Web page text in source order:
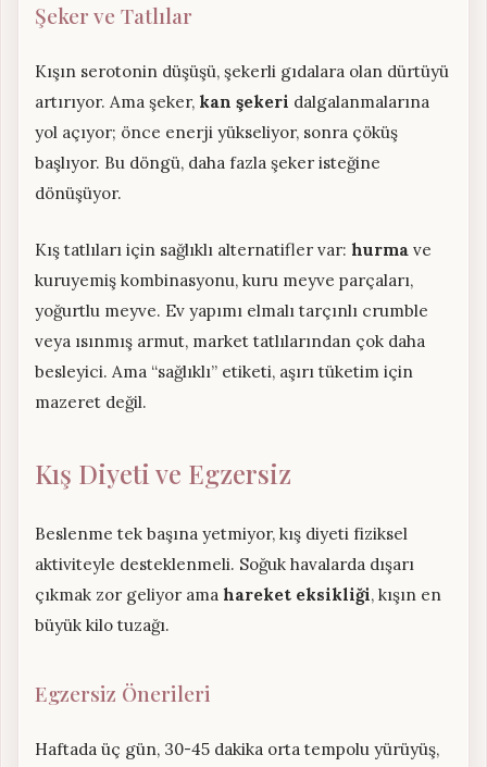
Şeker ve Tatlılar
Kışın serotonin düşüşü, şekerli gıdalara olan dürtüyü
artırıyor. Ama şeker, kan şekeri dalgalanmalarına
yol açıyor; önce enerji yükseliyor, sonra çöküş
başlıyor. Bu döngü, daha fazla şeker isteğine
dönüşüyor.
Kış tatlıları için sağlıklı alternatifler var: hurma ve
kuruyemiş kombinasyonu, kuru meyve parçaları,
yoğurtlu meyve. Ev yapımı elmalı tarçınlı crumble
veya ısınmış armut, market tatlılarından çok daha
besleyici. Ama “sağlıklı” etiketi, aşırı tüketim için
mazeret değil.
Kış Diyeti ve Egzersiz
Beslenme tek başına yetmiyor, kış diyeti fiziksel
aktiviteyle desteklenmeli. Soğuk havalarda dışarı
çıkmak zor geliyor ama hareket eksikliği, kışın en
büyük kilo tuzağı.
Egzersiz Önerileri
Haftada üç gün, 30-45 dakika orta tempolu yürüyüş,